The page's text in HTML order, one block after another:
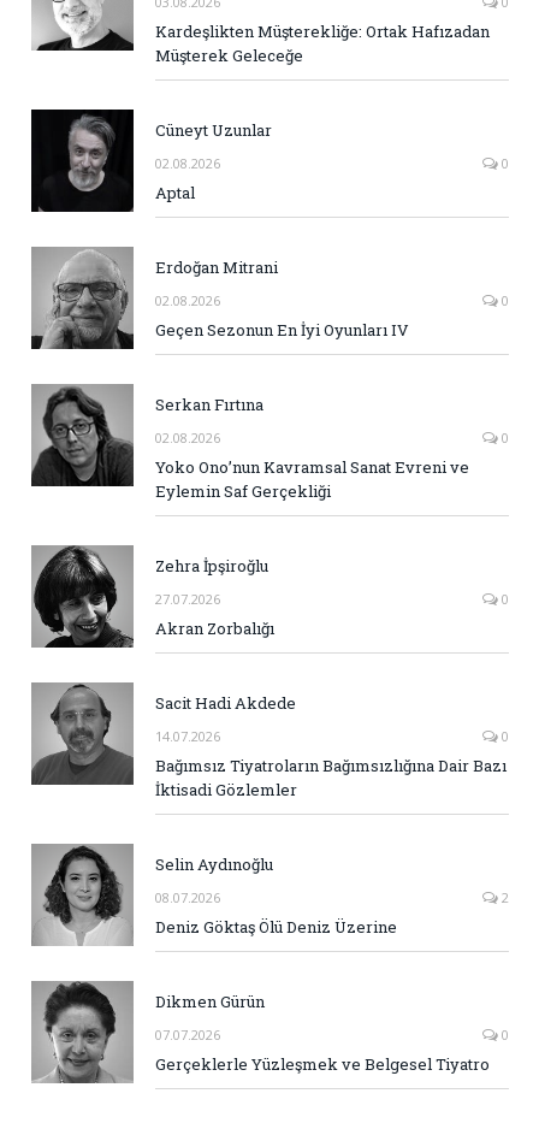
Kardeşlikten Müşterekliğe: Ortak Hafızadan
Müşterek Geleceğe
Cüneyt Uzunlar
02.08.2026 0
Aptal
Erdoğan Mitrani
02.08.2026 0
Geçen Sezonun En İyi Oyunları IV
Serkan Fırtına
02.08.2026 0
Yoko Ono’nun Kavramsal Sanat Evreni ve
Eylemin Saf Gerçekliği
Zehra İpşiroğlu
27.07.2026 0
Akran Zorbalığı
Sacit Hadi Akdede
14.07.2026 0
Bağımsız Tiyatroların Bağımsızlığına Dair Bazı
İktisadi Gözlemler
Selin Aydınoğlu
08.07.2026 2
Deniz Göktaş Ölü Deniz Üzerine
Dikmen Gürün
07.07.2026 0
Gerçeklerle Yüzleşmek ve Belgesel Tiyatro